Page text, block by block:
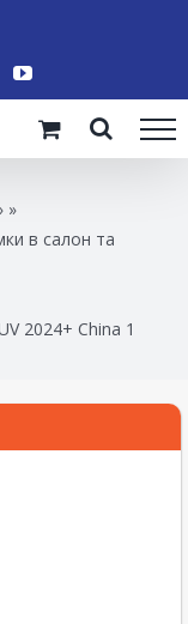
»
в салон та
2024+ China 1